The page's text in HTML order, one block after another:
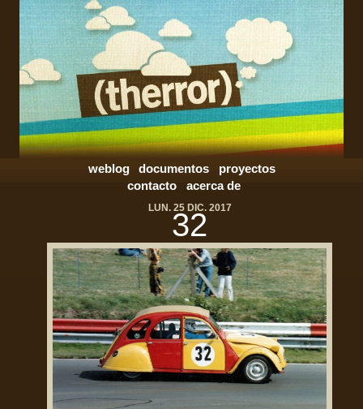
weblog documentos
proyectos
contacto
acerca de
LUN. 25 DIC. 2017
32